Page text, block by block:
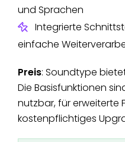
und Sprachen
Integrierte
einfache
Preis: Soundtype
Die Basisfunktionen
nutzbar, für erweiterte
kostenpflichtiges